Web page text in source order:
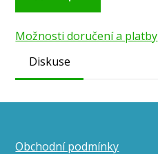
Možnosti doručení a platby
Diskuse
Obchodní podmínky